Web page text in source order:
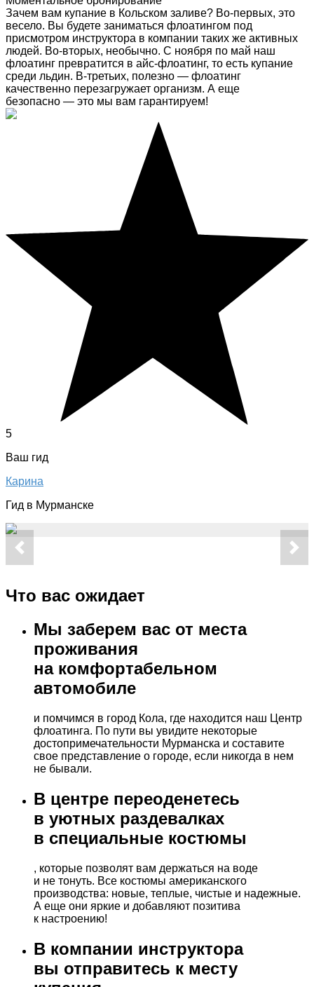
Зачем вам купание в Кольском заливе? Во-первых, это
весело. Вы будете заниматься флоатингом под
присмотром инструктора в компании таких же активных
людей. Во-вторых, необычно. С ноября по май наш
флоатинг превратится в айс-флоатинг, то есть купание
среди льдин. В-третьих, полезно — флоатинг
качественно перезагружает организм. А еще
безопасно — это мы вам гарантируем!
5
Ваш гид
Карина
Гид в Мурманске
Что вас ожидает
Мы заберем вас от места
проживания
на комфортабельном
автомобиле
и помчимся в город Кола, где находится наш Центр
флоатинга. По пути вы увидите некоторые
достопримечательности Мурманска и составите
свое представление о городе, если никогда в нем
не бывали.
В центре переоденетесь
в уютных раздевалках
в специальные костюмы
, которые позволят вам держаться на воде
и не тонуть. Все костюмы американского
производства: новые, теплые, чистые и надежные.
А еще они яркие и добавляют позитива
к настроению!
В компании инструктора
вы отправитесь к месту